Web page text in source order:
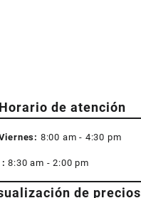
Horario de atención
8:00 am - 4:30 pm
:8:30 am - 2:00 pm
de precios